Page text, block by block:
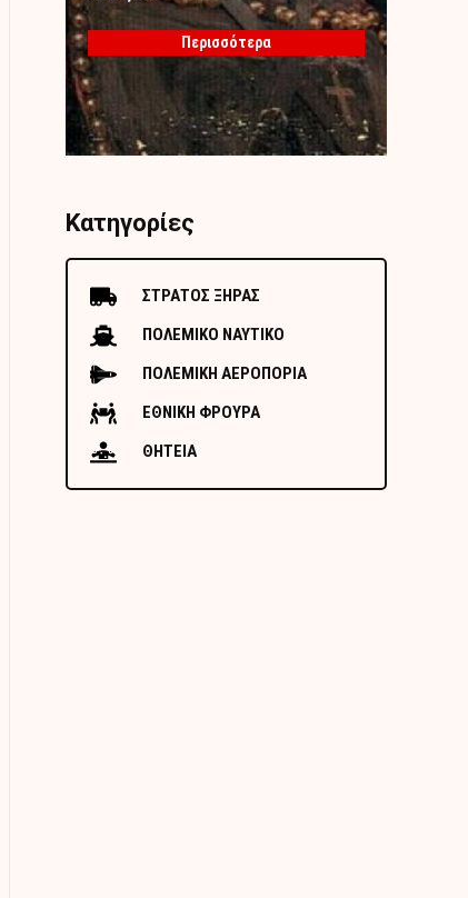
Περισσότερα
Κατηγορίες
ΣΤΡΑΤΟΣ ΞΗΡΑΣ
ΠΟΛΕΜΙΚΟ ΝΑΥΤΙΚΟ
ΠΟΛΕΜΙΚΗ ΑΕΡΟΠΟΡΙΑ
ΕΘΝΙΚΗ ΦΡΟΥΡΑ
ΘΗΤΕΙΑ